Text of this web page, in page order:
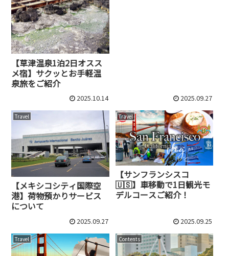
【草津温泉1泊2日オスス
メ宿】サクッとお手軽温
泉旅をご紹介
2025.10.14 2025.09.27
Travel
【メキシコシティ国際空
港】荷物預かりサービス
について
2025.09.27
Travel
【サンフランシスコ
🇺🇸】車移動で1日観光モ
デルコースご紹介！
2025.09.25
Travel Contents